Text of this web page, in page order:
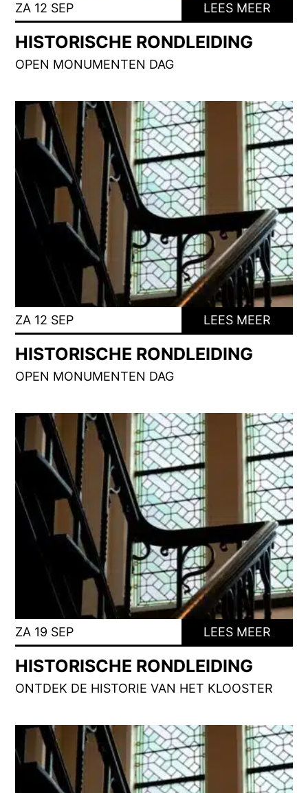
ZA 12 SEP LEES MEER
HISTORISCHE RONDLEIDING
OPEN MONUMENTEN DAG
ZA 12 SEP LEES MEER
HISTORISCHE RONDLEIDING
OPEN MONUMENTEN DAG
ZA 19 SEP LEES MEER
HISTORISCHE RONDLEIDING
ONTDEK DE HISTORIE VAN HET KLOOSTER